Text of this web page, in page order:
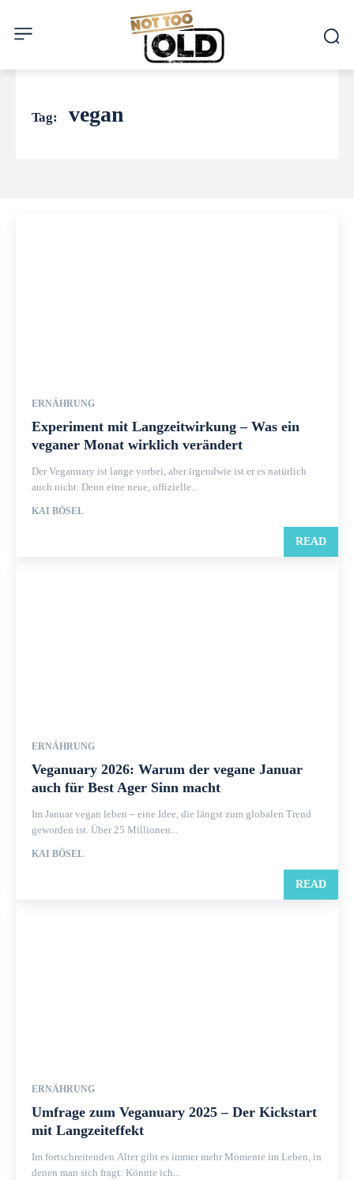
Tag: vegan
ERNÄHRUNG
Experiment mit Langzeitwirkung – Was ein
veganer Monat wirklich verändert
Der Veganuary ist lange vorbei, aber irgendwie ist er es natürlich
auch nicht. Denn eine neue, offizielle...
KAI BÖSEL
READ
ERNÄHRUNG
Veganuary 2026: Warum der vegane Januar
auch für Best Ager Sinn macht
Im Januar vegan leben – eine Idee, die längst zum globalen Trend
geworden ist. Über 25 Millionen...
KAI BÖSEL
READ
ERNÄHRUNG
Umfrage zum Veganuary 2025 – Der Kickstart
mit Langzeiteffekt
Im fortschreitenden Alter gibt es immer mehr Momente im Leben, in
denen man sich fragt: Könnte ich...